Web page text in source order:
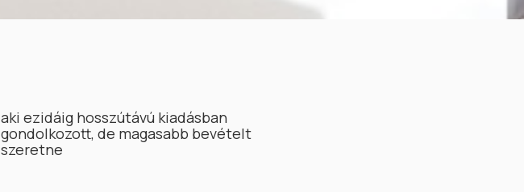
aki ezidáig hosszútávú kiadásban
gondolkozott, de magasabb bevételt
szeretne